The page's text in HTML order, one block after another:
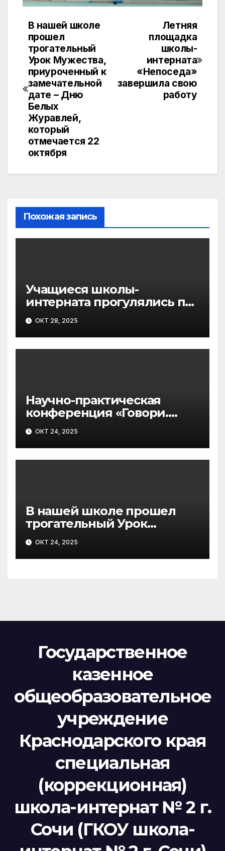
Навигация
по
записям
Летняя
площадка
школы-
интерната
«Непоседа»
завершила свою
работу
В нашей школе
прошел
трогательный
Урок Мужества,
приуроченный к
замечательной
дате – Дню
Белых
Журавлей,
который
отмечается 22
октября
Похожая запись
Учащиеся школы-
интерната прогулялись по
дорожкам «зелёного
сердца курорта»
ОКТ 28, 2025
Научно-практическая
конференция «Говори.
Понимай. Учись»
ОКТ 24, 2025
В нашей школе прошел
трогательный Урок
Мужества, приуроченный к
замечательной дате – Дню
Белых Журавлей, который
ОКТ 24, 2025
Государственное
казенное
общеобразовательное
учреждение
Краснодарского края
специальная
(коррекционная)
школа-интернат № 2 г.
Сочи (ГКОУ школа-